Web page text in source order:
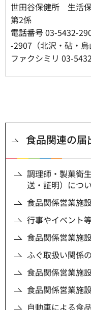
世田谷保健所 生活
第2係
電話番号 03-5432-
-2907（北沢・砧・烏
ファクシミリ 03-
食品関連の届
調理師・製菓衛
送・証明）につ
食品関係営業施
行事やイベント
食品関係営業施
ふぐ取扱い関係
食品関係営業施
食品関係営業施
自動車による食